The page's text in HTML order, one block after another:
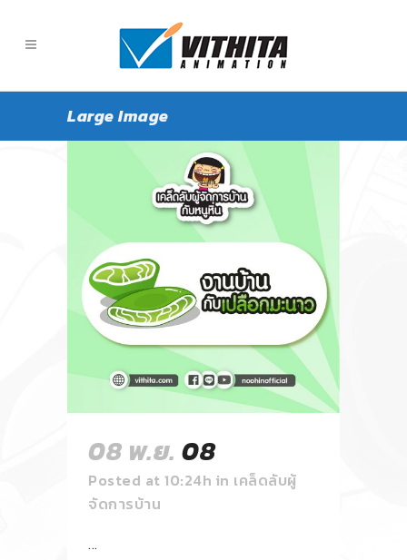
Large Image
08 พ.ย. 08
Posted at 10:24h in เคล็ดลับผู้
จัดการบ้าน
...